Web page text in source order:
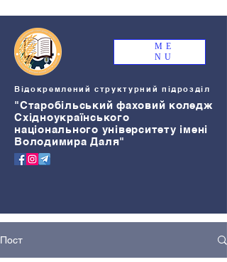
ME
NU
Відокремлений структурний підрозділ
"Старобільський фаховий коледж
Східноукраїнського
національного університету імені
Володимира Даля"
Пост